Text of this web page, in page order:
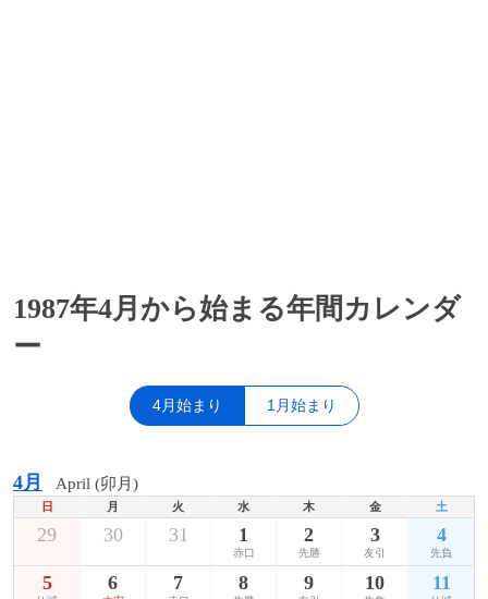
1987年4月から始まる年間カレンダ
ー
4月始まり 1月始まり
4月 April (卯月)
日 月 火 水 木 金 土
29 30 31 1
赤口
2
先勝
3
友引
4
先負
5 6 7 8 9 10 11